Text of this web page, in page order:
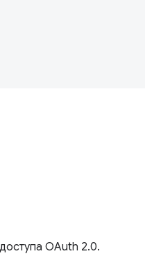
OAuth 2.0.